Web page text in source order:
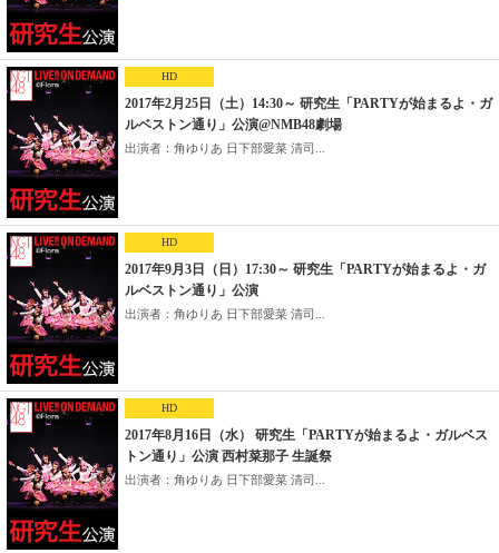
HD
2017年2月25日（土）14:30～ 研究生「PARTYが始まるよ・ガ
ルベストン通り」公演@NMB48劇場
出演者：角ゆりあ 日下部愛菜 清司...
HD
2017年9月3日（日）17:30～ 研究生「PARTYが始まるよ・ガ
ルベストン通り」公演
出演者：角ゆりあ 日下部愛菜 清司...
HD
2017年8月16日（水） 研究生「PARTYが始まるよ・ガルベス
トン通り」公演 西村菜那子 生誕祭
出演者：角ゆりあ 日下部愛菜 清司...